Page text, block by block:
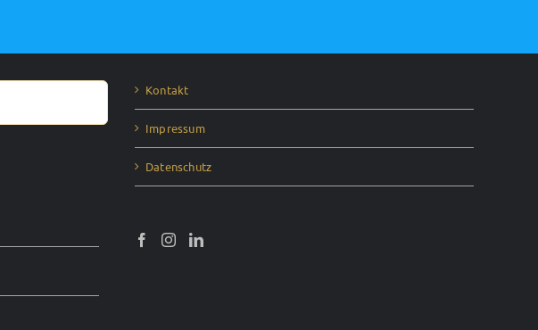
Kontakt
Impressum
Datenschutz